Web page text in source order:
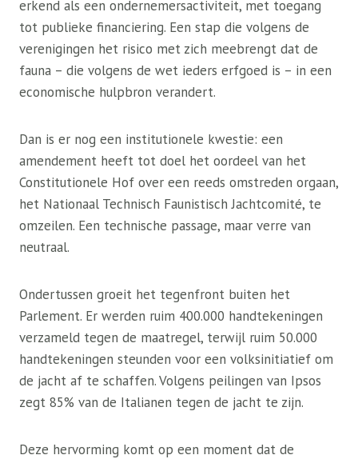
erkend als een ondernemersactiviteit, met toegang
tot publieke financiering. Een stap die volgens de
verenigingen het risico met zich meebrengt dat de
fauna – die volgens de wet ieders erfgoed is – in een
economische hulpbron verandert.
Dan is er nog een institutionele kwestie: een
amendement heeft tot doel het oordeel van het
Constitutionele Hof over een reeds omstreden orgaan,
het Nationaal Technisch Faunistisch Jachtcomité, te
omzeilen. Een technische passage, maar verre van
neutraal.
Ondertussen groeit het tegenfront buiten het
Parlement. Er werden ruim 400.000 handtekeningen
verzameld tegen de maatregel, terwijl ruim 50.000
handtekeningen steunden voor een volksinitiatief om
de jacht af te schaffen. Volgens peilingen van Ipsos
zegt 85% van de Italianen tegen de jacht te zijn.
Deze hervorming komt op een moment dat de